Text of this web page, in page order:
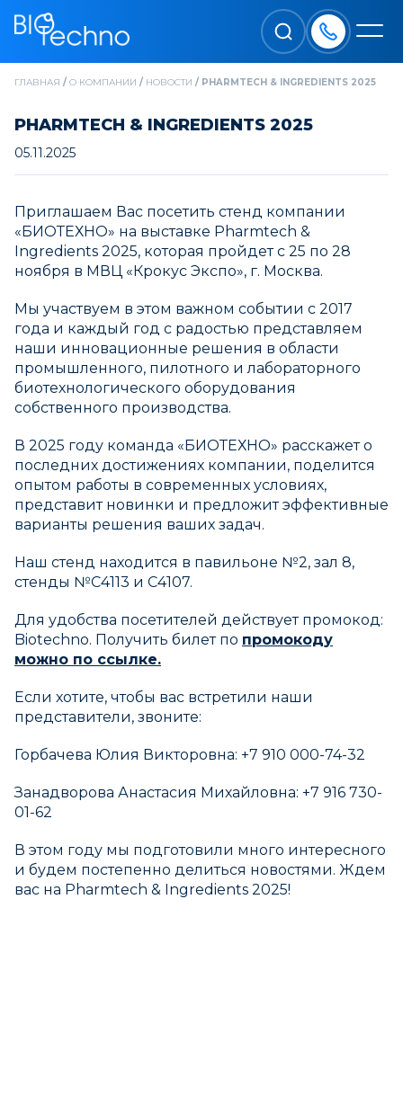
ГЛАВНАЯ / О КОМПАНИИ / НОВОСТИ / PHARMTECH & INGREDIENTS 2025
PHARMTECH & INGREDIENTS 2025
05.11.2025
Приглашаем Вас посетить стенд компании
«БИОТЕХНО» на выставке Pharmtech &
Ingredients 2025, которая пройдет с 25 по 28
ноября в МВЦ «Крокус Экспо», г. Москва.
Мы участвуем в этом важном событии с 2017
года и каждый год с радостью представляем
наши инновационные решения в области
промышленного, пилотного и лабораторного
биотехнологического оборудования
собственного производства.
В 2025 году команда «БИОТЕХНО» расскажет о
последних достижениях компании, поделится
опытом работы в современных условиях,
представит новинки и предложит эффективные
варианты решения ваших задач.
Наш стенд находится в павильоне №2, зал 8,
стенды №C4113 и С4107.
Для удобства посетителей действует промокод:
Biotechno. Получить билет по промокоду
можно по ссылке.
Если хотите, чтобы вас встретили наши
представители, звоните:
Горбачева Юлия Викторовна: +7 910 000-74-32
Занадворова Анастасия Михайловна: +7 916 730-
01-62
В этом году мы подготовили много интересного
и будем постепенно делиться новостями. Ждем
вас на Pharmtech & Ingredients 2025!